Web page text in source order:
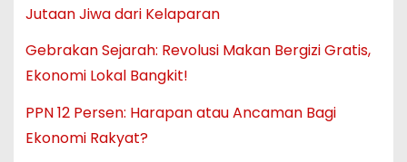
Jutaan Jiwa dari Kelaparan
Gebrakan Sejarah: Revolusi Makan Bergizi Gratis,
Ekonomi Lokal Bangkit!
PPN 12 Persen: Harapan atau Ancaman Bagi
Ekonomi Rakyat?